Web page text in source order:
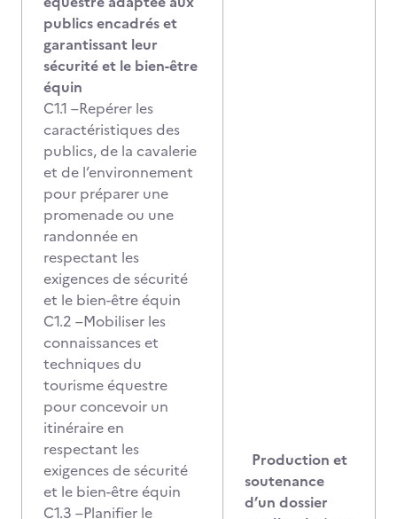
publics encadrés et
garantissant leur
sécurité et le bien-être
équin
C1.1 –Repérer les
caractéristiques des
publics, de la cavalerie
et de l’environnement
pour préparer une
promenade ou une
randonnée en
respectant les
exigences de sécurité
et le bien-être équin
C1.2 –Mobiliser les
connaissances et
techniques du
tourisme équestre
pour concevoir un
itinéraire en
respectant les
exigences de sécurité
et le bien-être équin
C1.3 –Planifier le
Production et
soutenance
d’un dossier